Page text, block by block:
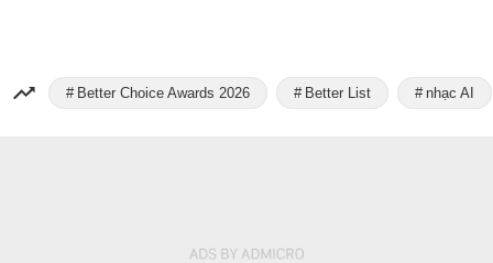
Better Choice Awards 2026 Better List nhạc AI